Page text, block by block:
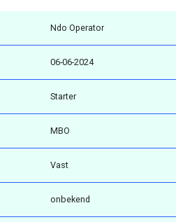
Ndo Operator
06-06-2024
Starter
MBO
Vast
onbekend